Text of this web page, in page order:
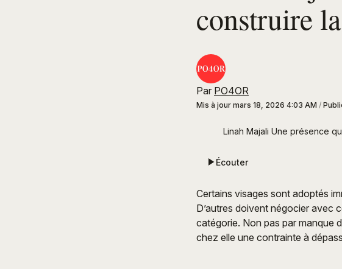
construire
Par PO4OR
Mis à jour mars 18, 2026 4:03 AM /
Linah Majali Une présence
Écouter
Certains visages sont adoptés
D’autres doivent négocier avec
catégorie. Non pas par manque
chez elle une contrainte à